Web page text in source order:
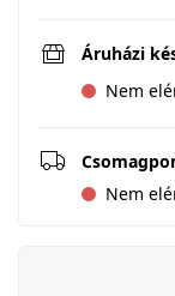
Áruházi
Nem
Nem